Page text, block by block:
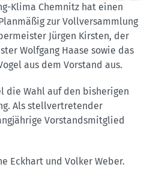
Klima Chemnitz hat einen
zur Vollversammlung
Jürgen Kirsten, der
Wolfgang Haase sowie das
aus dem Vorstand aus.
die Wahl auf den bisherigen
Als stellvertretender
Vorstandsmitglied
Eckhart und Volker Weber.